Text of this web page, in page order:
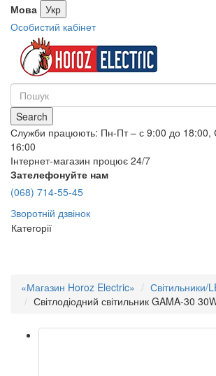
Мова Укр
Особистий кабінет
Search
Служби працюють: Пн-Пт – с 9:00 до 18:00,
16:00
Інтернет-магазин процює 24/7
Зателефонуйте нам
(068) 714-55-45
Зворотній дзвінок
Категорії
«Магазин Horoz Electric»
Світильники/
Світлодіодний світильник GAMA-30